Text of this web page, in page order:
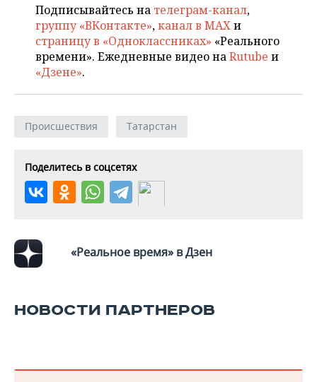
ОТКРЫТАЯ ЛЕКЦИЯ
БАСКЕТБОЛ
ВОЛЕЙБОЛ
КИБЕРСПОРТ
ХОККЕЙ С МЯЧОМ
ИНФРАСТРУКТУРА
ИСТОРИЯ
КУЛЬТУРА
ПРОИСШЕСТВИЯ
СПРАВОЧНИК
СПИСОК ПЕРСОН
СПИСОК КОМПАНИЙ
ПОЛНАЯ ВЕРСИЯ
Подписывайтесь на телеграм-канал,
группу «ВКонтакте»,канал в MAXи
страницу в «Одноклассниках» «Реального
времени». Ежедневные видео наRutube и
«Дзене».
Происшествия Татарстан
Поделитесь в соцсетях
«Реальное время» в Дзен
НОВОСТИ ПАРТНЕРОВ